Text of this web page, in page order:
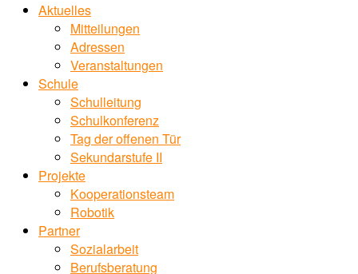
Aktuelles
Mitteilungen
Adressen
Veranstaltungen
Schule
Schulleitung
Schulkonferenz
Tag der offenen Tür
Sekundarstufe II
Projekte
Kooperationsteam
Robotik
Partner
Sozialarbeit
Berufsberatung